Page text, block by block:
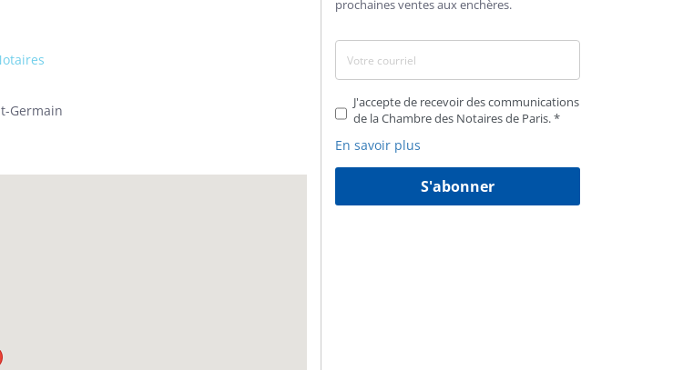
Germain
prochaines ventes aux enchères.
J'accepte de recevoir des communications
de la Chambre des Notaires de Paris.
En savoir plus
S'abonner